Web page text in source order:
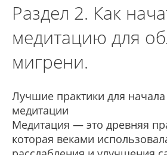
Раздел 2. Как
медитацию для
мигрени.
Лучшие практики для начала
медитации
Медитация — это древняя
которая веками